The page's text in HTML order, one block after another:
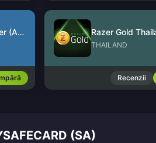
CashtoCode Evoucher (AUD) Razer Gold
THAILAND
Recenzii
(SA)